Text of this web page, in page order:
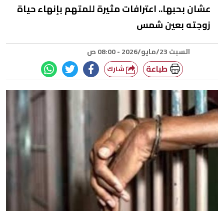
عشان بحبها.. اعترافات مثيرة للمتهم بإنهاء حياة
زوجته بعين شمس
السبت 23/مايو/2026 - 08:00 ص
طباعة